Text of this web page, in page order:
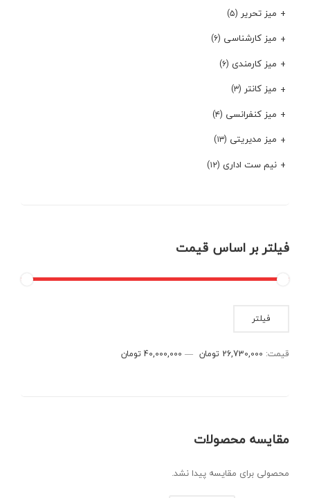
میز تحریر (۵)
میز کارشناسی (۶)
میز کارمندی (۶)
میز کانتر (۳)
میز کنفرانسی (۴)
میز مدیریتی (۱۳)
نیم ست اداری (۱۲)
فیلتر بر اساس قیمت
فیلتر
قیمت: 26,730,000 تومان — 40,000,000 تومان
مقایسه محصولات
محصولی برای مقایسه پیدا نشد.